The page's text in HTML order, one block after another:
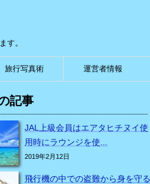
す。
旅行写真術 運営者情報
記事
JAL上級会員はエアタヒチヌイ使
用時にラウンジを使...
2019年2月12日
飛行機の中での盗難から身を守る